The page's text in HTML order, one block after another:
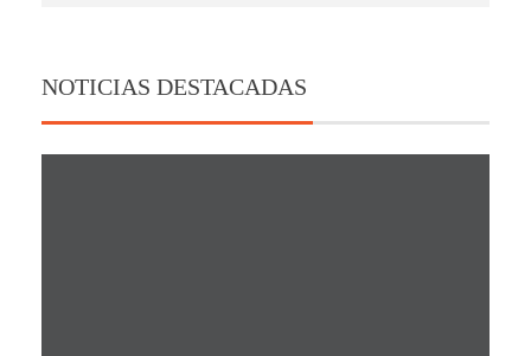
NOTICIAS DESTACADAS